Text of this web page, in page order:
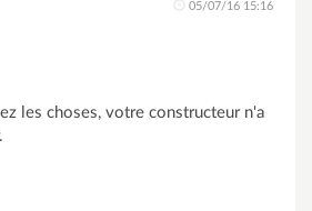
05/07/16 15:16
les choses, votre constructeur n'a